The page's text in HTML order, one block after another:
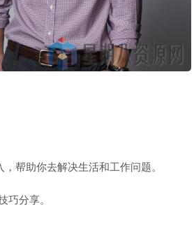
帮助你去解决生活和工作问题。
巧分享。